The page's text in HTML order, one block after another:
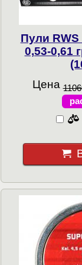
Пули
0,53-0,61
Цена